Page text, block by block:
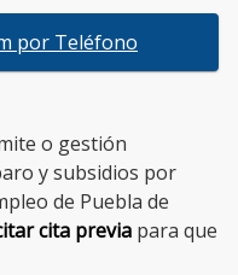
por Teléfono
o gestión
y subsidios por
de Puebla de
cita previa para que